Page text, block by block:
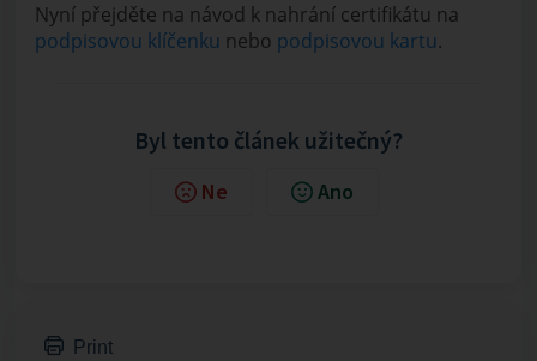
Nyní přejděte na návod k nahrání certifikátu na
podpisovou klíčenku nebo podpisovou kartu.
Byl tento článek užitečný?
Ne Ano
Print